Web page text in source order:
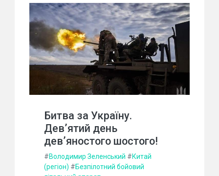
Битва за Україну.
Дев’ятий день
дев’яностого шостого!
#Володимир Зеленський #Китай
(регіон) #Безпілотний бойовий